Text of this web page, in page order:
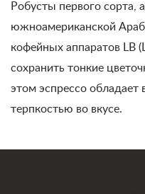
Робусты первого сорта,
южноамериканской
кофейных аппаратов LB
сохранить тонкие
этом эспрессо обладает
терпкостью во вкусе.